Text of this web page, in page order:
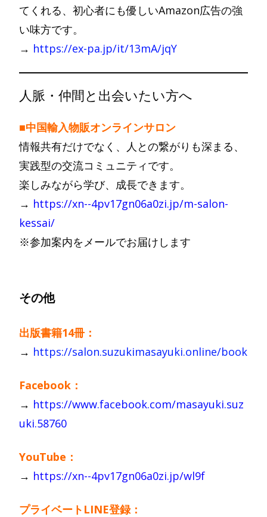
てくれる、初心者にも優しいAmazon広告の強
い味方です。
→ https://ex-pa.jp/it/13mA/jqY
人脈・仲間と出会いたい方へ
■中国輸入物販オンラインサロン
情報共有だけでなく、人との繋がりも深まる、
実践型の交流コミュニティです。
楽しみながら学び、成長できます。
→ https://xn--4pv17gn06a0zi.jp/m-salon-
kessai/
※参加案内をメールでお届けします
その他
出版書籍14冊：
→ https://salon.suzukimasayuki.online/book
Facebook：
→ https://www.facebook.com/masayuki.suz
uki.58760
YouTube：
→ https://xn--4pv17gn06a0zi.jp/wl9f
プライベートLINE登録：